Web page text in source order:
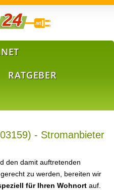
RATGEBER
- Stromanbieter
den damit auftretenden
zu werden, bereiten wir
für Ihren Wohnort auf.